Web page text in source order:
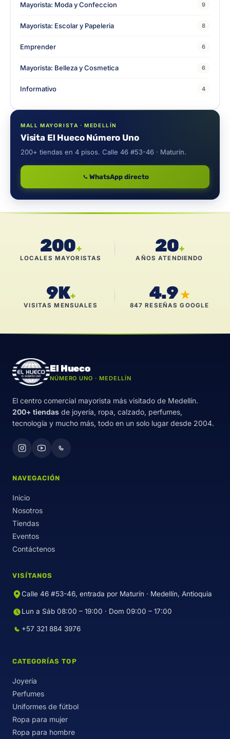
Mayorista: Moda y Confeccion 9
Mayorista: Escolar y Papeleria 8
Emprender 6
Mayorista: Belleza y Cosmetica 6
Informativo 4
MALL MAYORISTA · MEDELLÍN
Visita El Hueco Número Uno
200+ tiendas en 4 pisos. Calle 46 #53-46 · Maturín.
WhatsApp directo
200+
LOCALES MAYORISTAS
20+
AÑOS ATENDIENDO
9K+
VISITAS MENSUALES
4.9 ★
847 RESEÑAS GOOGLE
El Hueco
NÚMERO UNO · MEDELLÍN
El centro comercial mayorista más visitado de Medellín.
200+ tiendas de joyería, ropa, calzado, perfumes,
tecnología y mucho más, todo en un solo lugar desde 2004.
NAVEGACIÓN
Inicio
Nosotros
Tiendas
Eventos
Contáctenos
VISÍTANOS
Calle 46 #53-46, entrada por Maturín · Medellín, Antioquia
Lun a Sáb 08:00 – 19:00 · Dom 09:00 – 17:00
+57 321 884 3976
CATEGORÍAS TOP
Joyería
Perfumes
Uniformes de fútbol
Ropa para mujer
Ropa para hombre